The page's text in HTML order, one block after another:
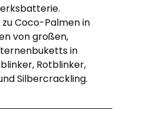
Coco-Palmen in
von großen,
in
Rotblinker,
Silbercrackling.